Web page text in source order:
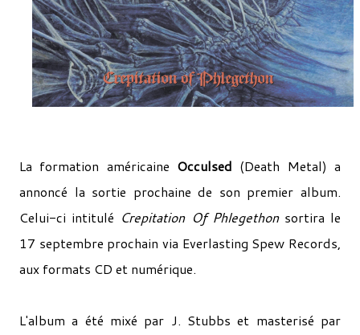
La formation américaine Occulsed (Death Metal) a
annoncé la sortie prochaine de son premier album.
Celui-ci intitulé Crepitation Of Phlegethonsortira le
17 septembre prochain via Everlasting Spew Records,
aux formats CD et numérique.
L'album a été mixé par J. Stubbs et masterisé par